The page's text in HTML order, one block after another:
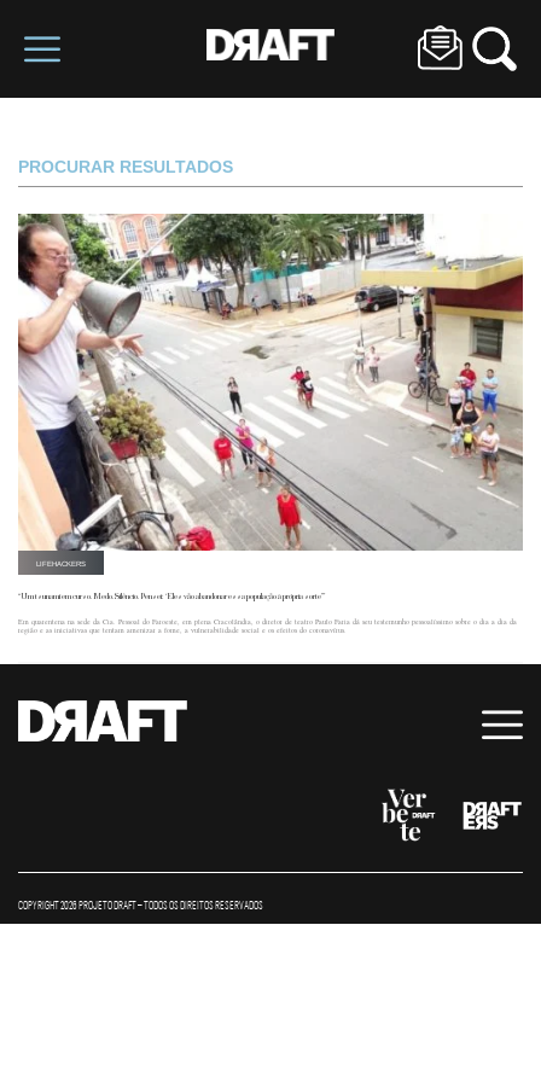
PROCURAR RESULTADOS
LIFEHACKERS
“Um tsunami em curso. Medo. Silêncio. Pensei: ‘Eles vão abandonar essa população à própria sorte’”
Em quarentena na sede da Cia. Pessoal do Faroeste, em plena Cracolândia, o diretor de teatro Paulo Faria dá seu testemunho pessoalíssimo sobre o dia a dia da
região e as iniciativas que tentam amenizar a fome, a vulnerabilidade social e os efeitos do coronavírus.
COPYRIGHT 2026 PROJETO DRAFT – TODOS OS DIREITOS RESERVADOS